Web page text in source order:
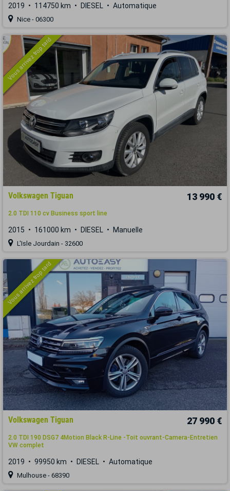
2019 114750 km DIESEL Automatique
Nice - 06300
Vous arrivez trop tard
Volkswagen Tiguan 13 990 €
2.0 TDI 110 cv Business sport line
2015 161000 km DIESEL Manuelle
L'Isle Jourdain - 32600
Vous arrivez trop tard
Volkswagen Tiguan 27 990 €
2.0 TDI 190 DSG7 4Motion Black R-Line -Toit ouvrant-Camera-Entretien
VW complet
2019 99950 km DIESEL Automatique
Mulhouse - 68390